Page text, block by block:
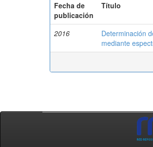
Fecha de
publicación
Título
2016
Determinación
mediante